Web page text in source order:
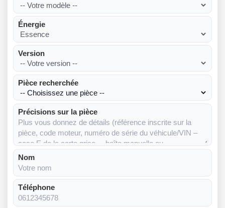
Énergie
Version
Pièce recherchée
Précisions sur la pièce
Nom
Téléphone